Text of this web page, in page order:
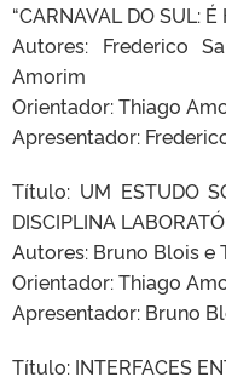
“CARNAVAL DO SUL:
Autores: Frederico
Amorim
Orientador: Thiago
Apresentador:
Título: UM ESTUDO
DISCIPLINA
Autores: Bruno Blois e
Orientador: Thiago
Apresentador: Bruno
Título: INTERFACES